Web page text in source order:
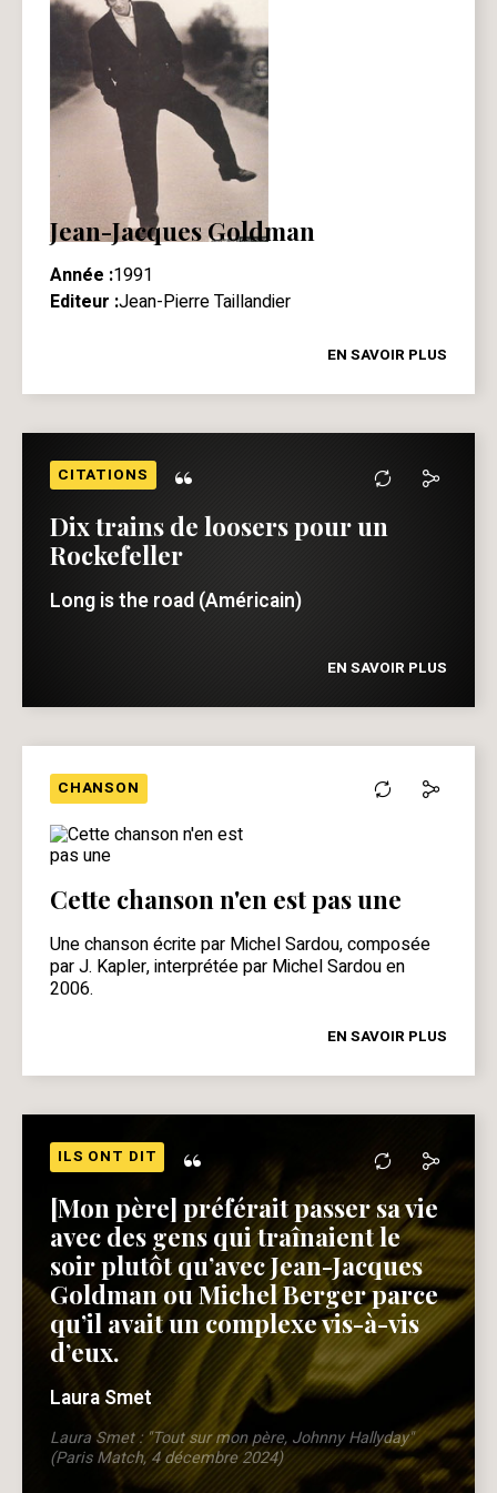
Jean-Jacques Goldman
Année :1991
Editeur :Jean-Pierre Taillandier
EN SAVOIR PLUS
CITATIONS “
Dix trains de loosers pour un
Rockefeller
Long is the road (Américain)
EN SAVOIR PLUS
CHANSON
Cette chanson n'en est pas une
Une chanson écrite par Michel Sardou, composée
par J. Kapler, interprétée par Michel Sardou en
2006.
EN SAVOIR PLUS
ILS ONT DIT “
[Mon père] préférait passer sa vie
avec des gens qui traînaient le
soir plutôt qu’avec Jean-Jacques
Goldman ou Michel Berger parce
qu’il avait un complexe vis-à-vis
d’eux.
Laura Smet
Laura Smet : "Tout sur mon père, Johnny Hallyday"
(Paris Match, 4 décembre 2024)